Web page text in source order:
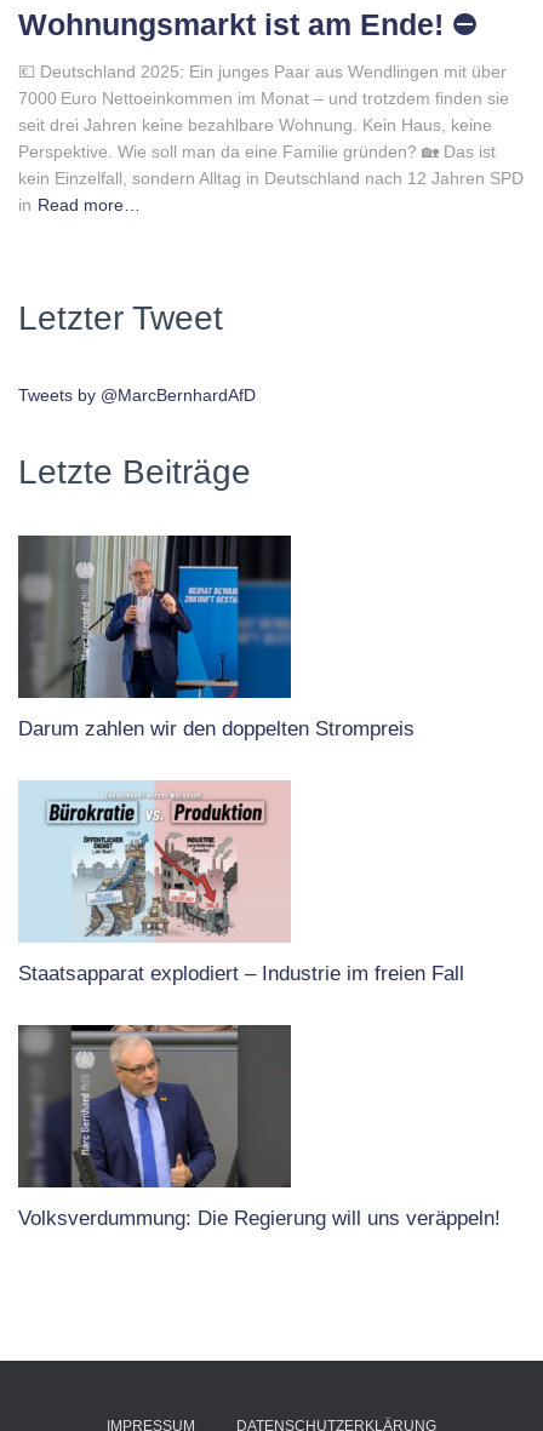
Wohnungsmarkt ist am Ende! ⛔️
💶 Deutschland 2025: Ein junges Paar aus Wendlingen mit über
7000 Euro Nettoeinkommen im Monat – und trotzdem finden sie
seit drei Jahren keine bezahlbare Wohnung. Kein Haus, keine
Perspektive. Wie soll man da eine Familie gründen? 🏡 Das ist
kein Einzelfall, sondern Alltag in Deutschland nach 12 Jahren SPD
in Read more…
Letzter Tweet
Tweets by @MarcBernhardAfD
Letzte Beiträge
Darum zahlen wir den doppelten Strompreis
Staatsapparat explodiert – Industrie im freien Fall
Volksverdummung: Die Regierung will uns veräppeln!
IMPRESSUM DATENSCHUTZERKLÄRUNG